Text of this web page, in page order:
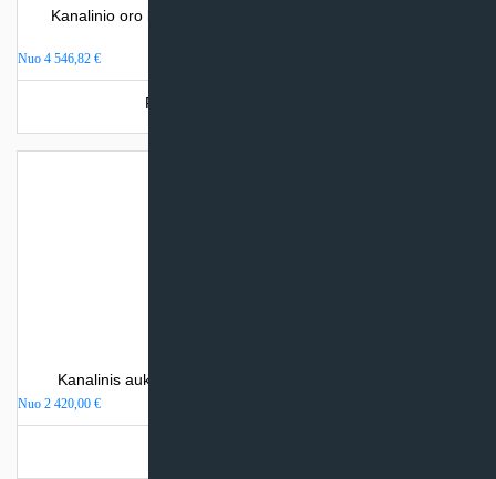
Kanalinio oro kondicionieriaus sistema su dviem vidiniais
Nuo 4 546,82 €
Produkto šiuo metu neturime.
Kanalinis aukšto slėgio oro kondicionierius Fujitsu KHT
Nuo 2 420,00 €